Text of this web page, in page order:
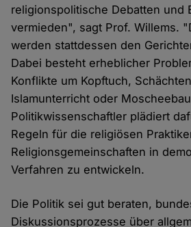
religionspolitische Debatten und
vermieden", sagt Prof. Willems.
werden stattdessen den
Dabei besteht erheblicher
Konflikte um Kopftuch,
Islamunterricht oder
Politikwissenschaftler plädiert
Regeln für die religiösen
Religionsgemeinschaften in
Verfahren zu entwickeln.
Die Politik sei gut beraten,
Diskussionsprozesse über